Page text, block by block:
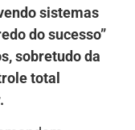
sistemas
do sucesso”
sobretudo da
total